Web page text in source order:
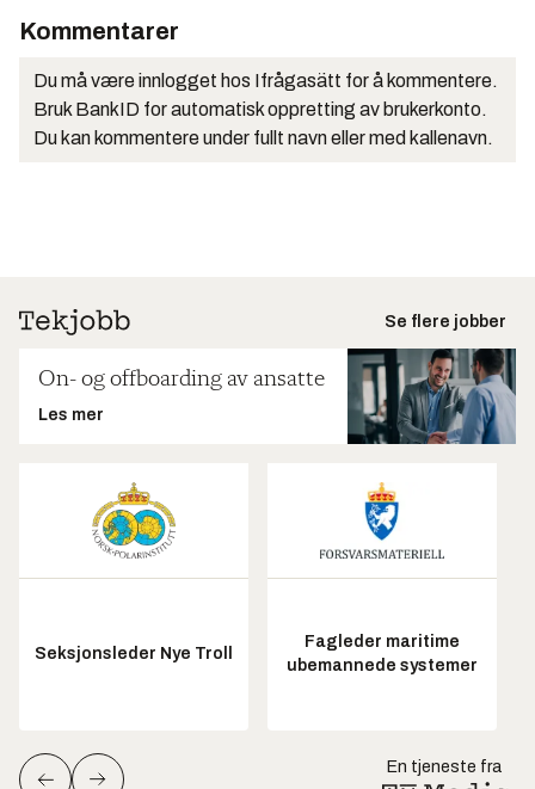
Kommentarer
Du må være innlogget hos Ifrågasätt for å kommentere.
Bruk BankID for automatisk oppretting av brukerkonto.
Du kan kommentere under fullt navn eller med kallenavn.
Se flere jobber
On- og offboarding av ansatte
Les mer
Seksjonsleder Nye Troll
Fagleder maritime
ubemannede systemer
En tjeneste fra